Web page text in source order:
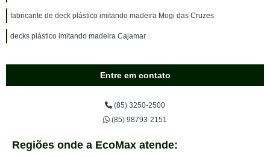
fabricante de deck plástico imitando madeira Mogi das Cruzes
decks plástico imitando madeira Cajamar
Entre em contato
(85) 3250-2500
(85) 98793-2151
Regiões onde a EcoMax atende: